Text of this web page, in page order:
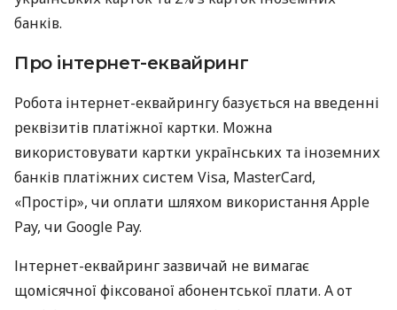
банків.
Про інтернет-еквайринг
Робота інтернет-еквайрингу базується на введенні
реквізитів платіжної картки. Можна
використовувати картки українських та іноземних
банків платіжних систем Visa, MasterCard,
«Простір», чи оплати шляхом використання Apple
Pay, чи Google Pay.
Інтернет-еквайринг зазвичай не вимагає
щомісячної фіксованої абонентської плати. А от